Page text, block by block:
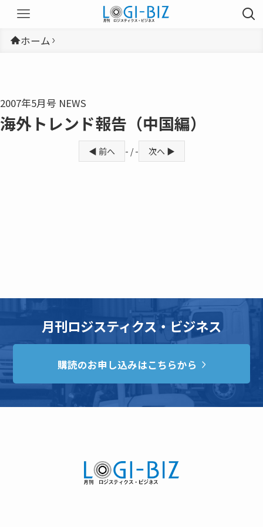
ホーム
2007年5月号 NEWS
海外トレンド報告（中国編）
◀ 前へ - / - 次へ ▶
月刊ロジスティクス・ビジネス
購読のお申し込みはこちらから